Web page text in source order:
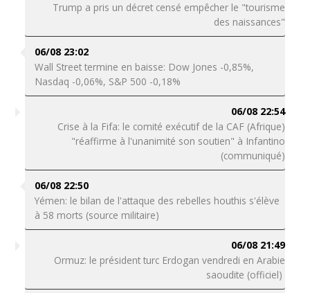
Trump a pris un décret censé empêcher le "tourisme
des naissances"
06/08 23:02
Wall Street termine en baisse: Dow Jones -0,85%,
Nasdaq -0,06%, S&P 500 -0,18%
06/08 22:54
Crise à la Fifa: le comité exécutif de la CAF (Afrique)
"réaffirme à l'unanimité son soutien" à Infantino
(communiqué)
06/08 22:50
Yémen: le bilan de l'attaque des rebelles houthis s'élève
à 58 morts (source militaire)
06/08 21:49
Ormuz: le président turc Erdogan vendredi en Arabie
saoudite (officiel)